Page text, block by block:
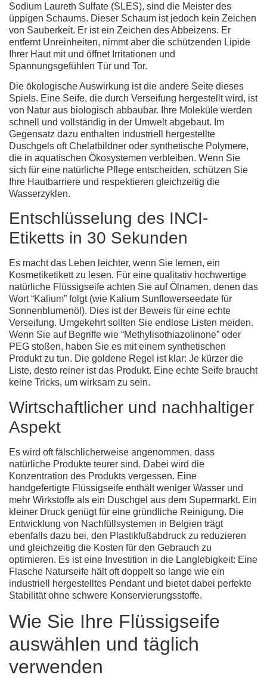
Sodium Laureth Sulfate (SLES), sind die Meister des
üppigen Schaums. Dieser Schaum ist jedoch kein Zeichen
von Sauberkeit. Er ist ein Zeichen des Abbeizens. Er
entfernt Unreinheiten, nimmt aber die schützenden Lipide
Ihrer Haut mit und öffnet Irritationen und
Spannungsgefühlen Tür und Tor.
Die ökologische Auswirkung ist die andere Seite dieses
Spiels. Eine Seife, die durch Verseifung hergestellt wird, ist
von Natur aus biologisch abbaubar. Ihre Moleküle werden
schnell und vollständig in der Umwelt abgebaut. Im
Gegensatz dazu enthalten industriell hergestellte
Duschgels oft Chelatbildner oder synthetische Polymere,
die in aquatischen Ökosystemen verbleiben. Wenn Sie
sich für eine natürliche Pflege entscheiden, schützen Sie
Ihre Hautbarriere und respektieren gleichzeitig die
Wasserzyklen.
Entschlüsselung des INCI-
Etiketts in 30 Sekunden
Es macht das Leben leichter, wenn Sie lernen, ein
Kosmetiketikett zu lesen. Für eine qualitativ hochwertige
natürliche Flüssigseife achten Sie auf Ölnamen, denen das
Wort “Kalium” folgt (wie Kalium Sunflowerseedate für
Sonnenblumenöl). Dies ist der Beweis für eine echte
Verseifung. Umgekehrt sollten Sie endlose Listen meiden.
Wenn Sie auf Begriffe wie “Methylisothiazolinone” oder
PEG stoßen, haben Sie es mit einem synthetischen
Produkt zu tun. Die goldene Regel ist klar: Je kürzer die
Liste, desto reiner ist das Produkt. Eine echte Seife braucht
keine Tricks, um wirksam zu sein.
Wirtschaftlicher und nachhaltiger
Aspekt
Es wird oft fälschlicherweise angenommen, dass
natürliche Produkte teurer sind. Dabei wird die
Konzentration des Produkts vergessen. Eine
handgefertigte Flüssigseife enthält weniger Wasser und
mehr Wirkstoffe als ein Duschgel aus dem Supermarkt. Ein
kleiner Druck genügt für eine gründliche Reinigung. Die
Entwicklung von Nachfüllsystemen in Belgien trägt
ebenfalls dazu bei, den Plastikfußabdruck zu reduzieren
und gleichzeitig die Kosten für den Gebrauch zu
optimieren. Es ist eine Investition in die Langlebigkeit: Eine
Flasche Naturseife hält oft doppelt so lange wie ein
industriell hergestelltes Pendant und bietet dabei perfekte
Stabilität ohne schwere Konservierungsstoffe.
Wie Sie Ihre Flüssigseife
auswählen und täglich
verwenden